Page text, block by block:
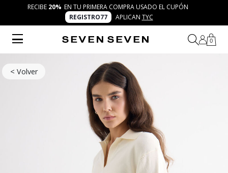
RECIBE 20% EN TU PRIMERA COMPRA USADO EL CUPÓN
REGISTRO77
APLICAN TYC
0
< Volver